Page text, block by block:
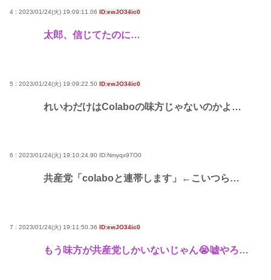
4 : 2023/01/24(火) 19:09:11.06 ID:ewJO34ic0
太郎、信じてたのに…
5 : 2023/01/24(火) 19:09:22.50 ID:ewJO34ic0
れいわだけはColaboの味方じゃないのかよ…
6 : 2023/01/24(火) 19:10:24.90 ID:Nmyqx97O0
共産党「colaboと連帯します」←こいつら…
7 : 2023/01/24(火) 19:11:50.36 ID:ewJO34ic0
もう味方が共産党しかいないじゃん😭嘘やろ…